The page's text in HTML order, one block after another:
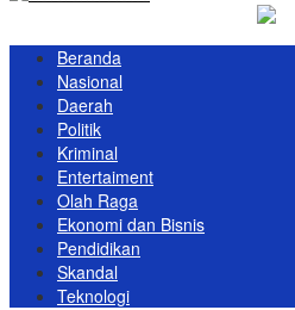
Beranda
Nasional
Daerah
Politik
Kriminal
Entertaiment
Olah Raga
Ekonomi dan Bisnis
Pendidikan
Skandal
Teknologi